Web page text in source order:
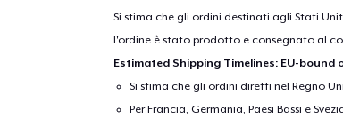
Si stima che gli ordini destinati agli Stati
l'ordine è stato prodotto e consegnato al
Estimated Shipping Timelines: EU-bound
Si stima che gli ordini diretti nel Regno
Per Francia, Germania, Paesi Bassi e